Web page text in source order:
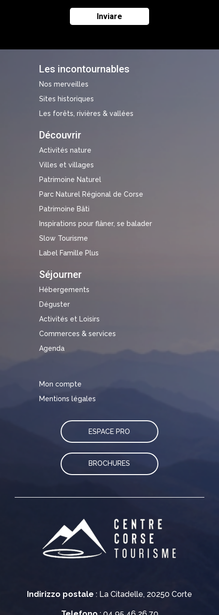
Indirizzo postale : La Citadelle, 20250 Corte
Les incontournables
Nos merveilles
Sites historiques
Les forêts, rivières & vallées
Découvrir
Activités nature
Villes et villages
Patrimoine Naturel
Parc Naturel Régional de Corse
Patrimoine Bâti
Inspirations pour flâner, se balader
Slow Tourisme
Label Famille Plus
Séjourner
Hébergements
Déguster
Activités et Loisirs
Commerces & services
Agenda
Mon compte
Mentions légales
ESPACE PRO
BROCHURES